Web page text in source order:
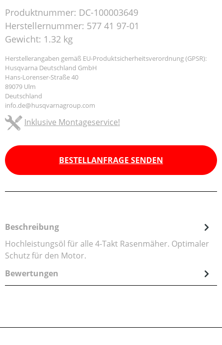
Produktnummer: DC-100003649
Herstellernummer: 577 41 97-01
Gewicht: 1.32 kg
Herstellerangaben gemäß EU-Produktsicherheitsverordnung (GPSR):
Husqvarna Deutschland GmbH
Hans-Lorenser-Straße 40
89079 Ulm
Deutschland
info.de@husqvarnagroup.com
Inklusive Montageservice!
BESTELLANFRAGE SENDEN
Beschreibung
Hochleistungsöl für alle 4-Takt Rasenmäher. Optimaler
Schutz für den Motor.
Bewertungen